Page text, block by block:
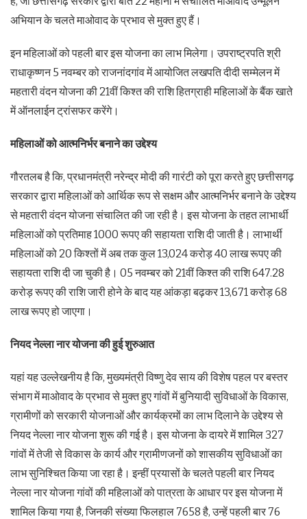
अभियान के चलते माओवाद के प्रभाव से मुक्त हुए हैं।
इन महिलाओं को पहली बार इस योजना का लाभ मिलेगा। उपराष्ट्रपति श्री
राधाकृष्णन 5 नवम्बर को राजनांदगांव में आयोजित लखपति दीदी सम्मेलन में
महतारी वंदन योजना की 21वीं किश्त की राशि हितग्राही महिलाओं के बैंक खाते
में ऑनलाईन ट्रांसफर करेंगे।
महिलाओं को आत्मनिर्भर बनाने का उद्देश्य
गौरतलब है कि, प्रधानमंत्री नरेन्द्र मोदी की गारंटी को पूरा करते हुए छत्तीसगढ़
सरकार द्वारा महिलाओं को आर्थिक रूप से सक्षम और आत्मनिर्भर बनाने के उद्देश्य
से महतारी वंदन योजना संचालित की जा रही है। इस योजना के तहत लाभार्थी
महिलाओं को प्रतिमाह 1000 रूपए की सहायता राशि दी जाती है। लाभार्थी
महिलाओं को 20 किश्तों में अब तक कुल 13,024 करोड़ 40 लाख रूपए की
सहायता राशि दी जा चुकी है। 05 नवम्बर को 21वीं किश्त की राशि 647.28
करोड़ रूपए की राशि जारी होने के बाद यह आंकड़ा बढ़कर 13,671 करोड़ 68
लाख रूपए हो जाएगा।
नियद नेल्ला नार योजना की हुई शुरुआत
यहां यह उल्लेखनीय है कि, मुख्यमंत्री विष्णु देव साय की विशेष पहल पर बस्तर
संभाग में माओवाद के प्रभाव से मुक्त हुए गांवों में बुनियादी सुविधाओं के विकास,
ग्रामीणों को सरकारी योजनाओं और कार्यक्रमों का लाभ दिलाने के उद्देश्य से
नियद नेल्ला नार योजना शुरू की गई है। इस योजना के दायरे में शामिल 327
गांवों में तेजी से विकास के कार्य और ग्रामीणजनों को शासकीय सुविधाओं का
लाभ सुनिश्चित किया जा रहा है। इन्हीं प्रयासों के चलते पहली बार नियद
नेल्ला नार योजना गांवों की महिलाओं को पात्रता के आधार पर इस योजना में
शामिल किया गया है, जिनकी संख्या फिलहाल 7658 है, उन्हें पहली बार 76